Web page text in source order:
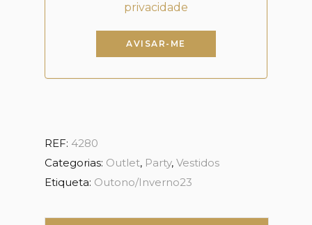
privacidade
AVISAR-ME
REF: 4280
Categorias: Outlet, Party, Vestidos
Etiqueta: Outono/Inverno23